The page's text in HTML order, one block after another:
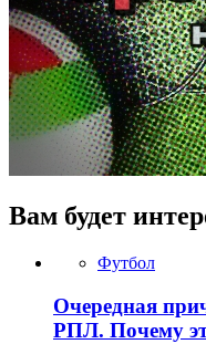
Вам будет
Футбол
Очередная
РПЛ. Почему